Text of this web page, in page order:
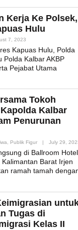
Kerja Ke Polsek,
Hulu
7, 2023
Kapuas Hulu, Polda
Polda Kalbar AKBP
Pejabat Utama
Tokoh
Kalbar
Penurunan
, Publik Figur | July 29,
di Ballroom Hotel
Barat Irjen
ramah tamah
Tugas di
Kelas II